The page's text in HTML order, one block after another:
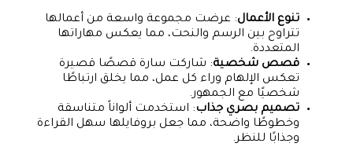
تنوع الأعمال: عرضت مجموعة واسعة من أعمالها
تتراوح بين الرسم والنحت، مما يعكس مهاراتها
المتعددة.
قصص شخصية: شاركت سارة قصصًا قصيرة
تعكس الإلهام وراء كل عمل، مما يخلق ارتباطًا
شخصيًا مع الجمهور.
تصميم بصري جذاب: استخدمت ألواناً متناسقة
وخطوطًا واضحة، مما جعل بروفايلها سهل القراءة
وجذابًا للنظر.